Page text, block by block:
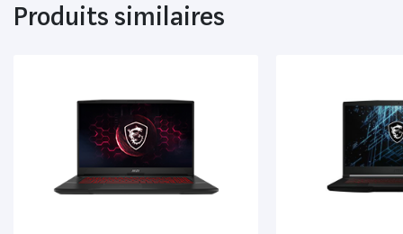
Produits similaires